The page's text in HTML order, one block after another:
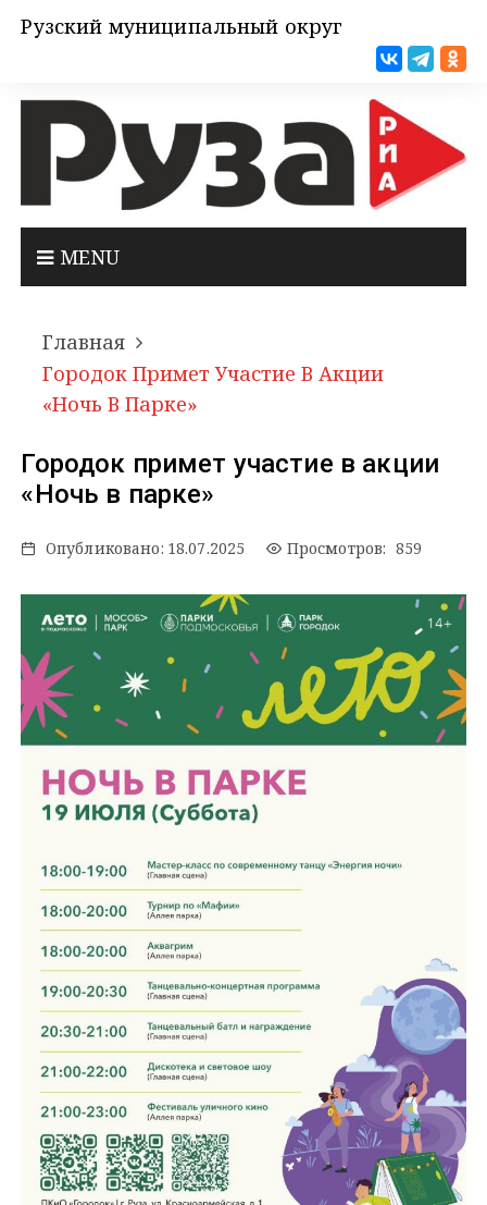
Рузский муниципальный округ
MENU
Главная
Городок Примет Участие В Акции
«Ночь В Парке»
Городок примет участие в акции
«Ночь в парке»
Опубликовано: 18.07.2025 Просмотров: 859